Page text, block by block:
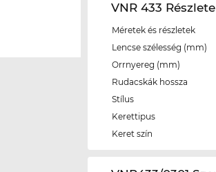
VNR 433
Méretek és részletek
Lencse szélesség (mm)
Orrnyereg (mm)
Rudacskák hossza
Stílus
Kerettipus
Keret szín